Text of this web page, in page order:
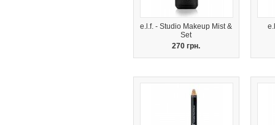
e.l.f. - Studio Makeup Mist &
Set
270 грн.